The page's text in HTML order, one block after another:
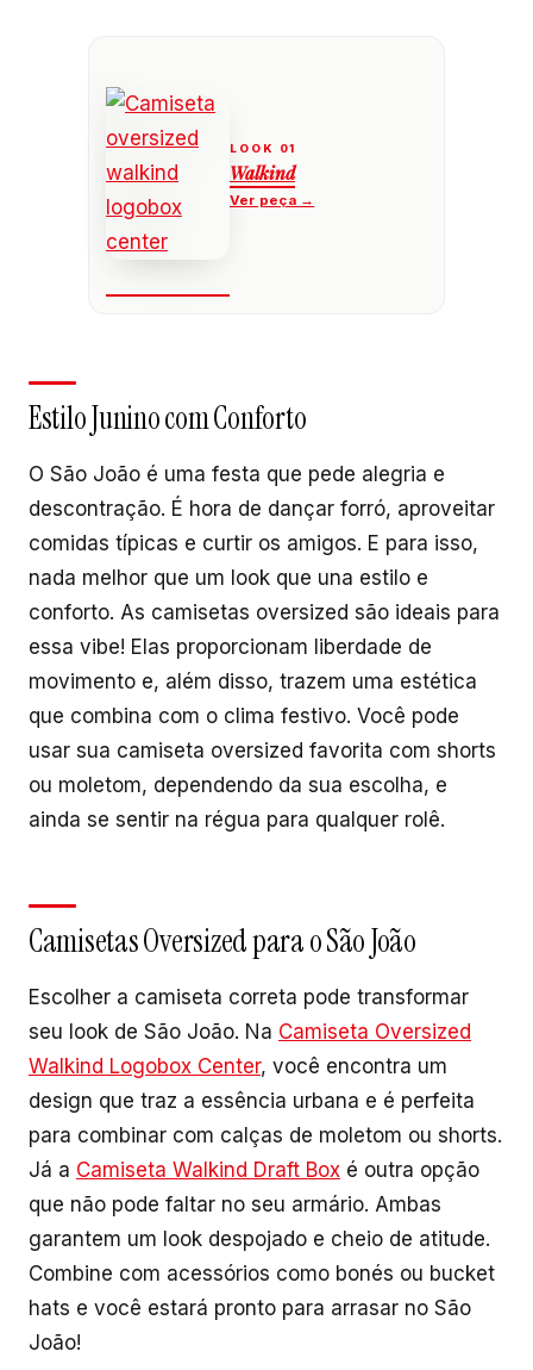
Walkind
Estilo Junino com Conforto
O São João é uma festa que pede alegria e
descontração. É hora de dançar forró, aproveitar
comidas típicas e curtir os amigos. E para isso,
nada melhor que um look que una estilo e
conforto. As camisetas oversized são ideais para
essa vibe! Elas proporcionam liberdade de
movimento e, além disso, trazem uma estética
que combina com o clima festivo. Você pode
usar sua camiseta oversized favorita com shorts
ou moletom, dependendo da sua escolha, e
ainda se sentir na régua para qualquer rolê.
Camisetas Oversized para o São João
Escolher a camiseta correta pode transformar
seu look de São João. Na Camiseta Oversized
Walkind Logobox Center, você encontra um
design que traz a essência urbana e é perfeita
para combinar com calças de moletom ou shorts.
Já a Camiseta Walkind Draft Box é outra opção
que não pode faltar no seu armário. Ambas
garantem um look despojado e cheio de atitude.
Combine com acessórios como bonés ou bucket
hats e você estará pronto para arrasar no São
João!